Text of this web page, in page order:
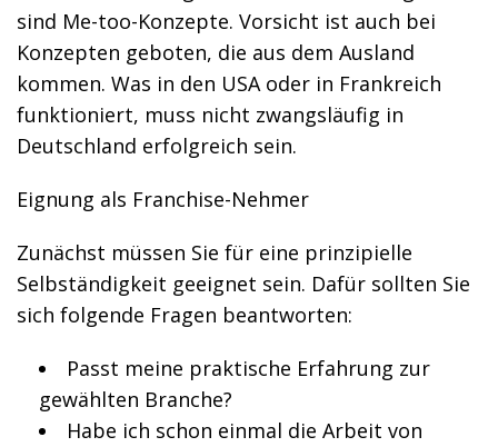
sind Me-too-Konzepte. Vorsicht ist auch bei
Konzepten geboten, die aus dem Ausland
kommen. Was in den USA oder in Frankreich
funktioniert, muss nicht zwangsläufig in
Deutschland erfolgreich sein.
Eignung als Franchise-Nehmer
Zunächst müssen Sie für eine prinzipielle
Selbständigkeit geeignet sein. Dafür sollten Sie
sich folgende Fragen beantworten:
Passt meine praktische Erfahrung zur
gewählten Branche?
Habe ich schon einmal die Arbeit von